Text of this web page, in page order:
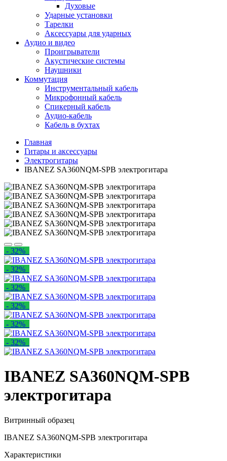
Духовые
Ударные установки
Тарелки
Аксессуары для ударных
Аудио и видео
Проигрыватели
Акустические системы
Наушники
Коммутация
Инструментальный кабель
Микрофонный кабель
Спикерный кабель
Аудио-кабель
Кабель в бухтах
Главная
Гитары и аксессуары
Электрогитары
IBANEZ SA360NQM-SPB электрогитара
- 32%
- 32%
- 32%
- 32%
- 32%
- 32%
IBANEZ SA360NQM-SPB
электрогитара
Витринный образец
IBANEZ SA360NQM-SPB электрогитара
Характеристики